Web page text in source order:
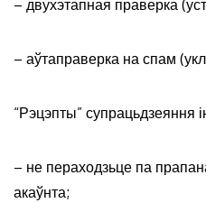
– двухэтапная праверка
– аўтаправерка на спам
“Рэцэпты” супрацьдзеяння
– не пераходзьце па
акаўнта;